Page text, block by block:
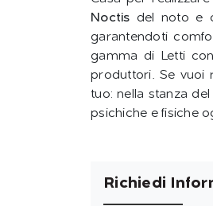
Noctis del noto e
garantendoti
gamma di Letti
produttori. Se vuoi
tuo: nella stanza
psichiche e fisiche
Richiedi